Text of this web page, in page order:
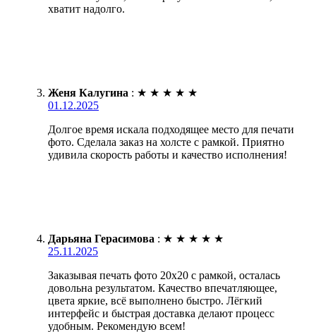
хватит надолго.
Женя Калугина : ★ ★ ★ ★ ★
01.12.2025
Долгое время искала подходящее место для печати
фото. Сделала заказ на холсте с рамкой. Приятно
удивила скорость работы и качество исполнения!
Дарьяна Герасимова : ★ ★ ★ ★ ★
25.11.2025
Заказывая печать фото 20х20 с рамкой, осталась
довольна результатом. Качество впечатляющее,
цвета яркие, всё выполнено быстро. Лёгкий
интерфейс и быстрая доставка делают процесс
удобным. Рекомендую всем!